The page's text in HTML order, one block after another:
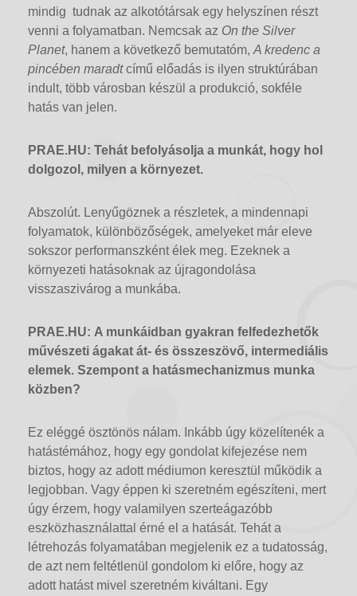
mindig tudnak az alkotótársak egy helyszínen részt
venni a folyamatban. Nemcsak az On the Silver
Planet, hanem a következő bemutatóm, A kredenc a
pincében maradtcímű előadás is ilyen struktúrában
indult, több városban készül a produkció, sokféle
hatás van jelen.
PRAE.HU: Tehát befolyásolja a munkát, hogy hol
dolgozol, milyen a környezet.
Abszolút. Lenyűgöznek a részletek, a mindennapi
folyamatok, különbözőségek, amelyeket már eleve
sokszor performanszként élek meg. Ezeknek a
környezeti hatásoknak az újragondolása
visszaszivárog a munkába.
PRAE.HU: A munkáidban gyakran felfedezhetők
művészeti ágakat át- és összeszövő, intermediális
elemek. Szempont a hatásmechanizmus munka
közben?
Ez eléggé ösztönös nálam. Inkább úgy közelítenék a
hatástémához, hogy egy gondolat kifejezése nem
biztos, hogy az adott médiumon keresztül működik a
legjobban. Vagy éppen ki szeretném egészíteni, mert
úgy érzem, hogy valamilyen szerteágazóbb
eszközhasználattal érné el a hatását. Tehát a
létrehozás folyamatában megjelenik ez a tudatosság,
de azt nem feltétlenül gondolom ki előre, hogy az
adott hatást mivel szeretném kiváltani. Egy